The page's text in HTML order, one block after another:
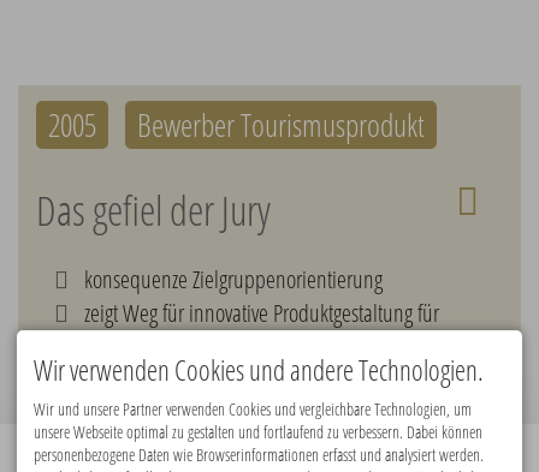
2005 Bewerber Tourismusprodukt
Das gefiel der Jury
konsequenze Zielgruppenorientierung
zeigt Weg für innovative Produktgestaltung für
Wir verwenden Cookies und andere Technologien.
Wir und unsere Partner verwenden Cookies und vergleichbare Technologien, um
unsere Webseite optimal zu gestalten und fortlaufend zu verbessern. Dabei können
personenbezogene Daten wie Browserinformationen erfasst und analysiert werden.